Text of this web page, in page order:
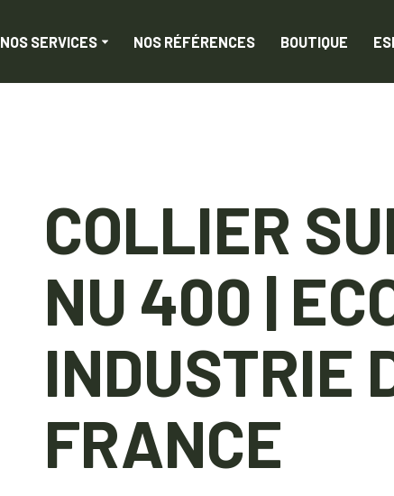
NOS SERVICES NOS RÉFÉRENCES BOUTIQUE
COLLIER
NU 400 |
INDUSTRIE
FRANCE